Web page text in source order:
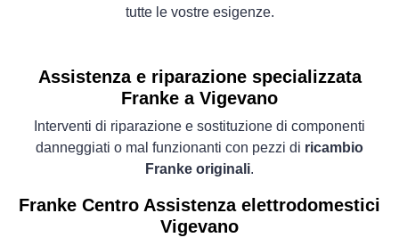
tutte le vostre esigenze.
Assistenza e riparazione specializzata
Franke a Vigevano
Interventi di riparazione e sostituzione di componenti
danneggiati o mal funzionanti con pezzi di ricambio
Franke originali.
Franke Centro Assistenza elettrodomestici
Vigevano